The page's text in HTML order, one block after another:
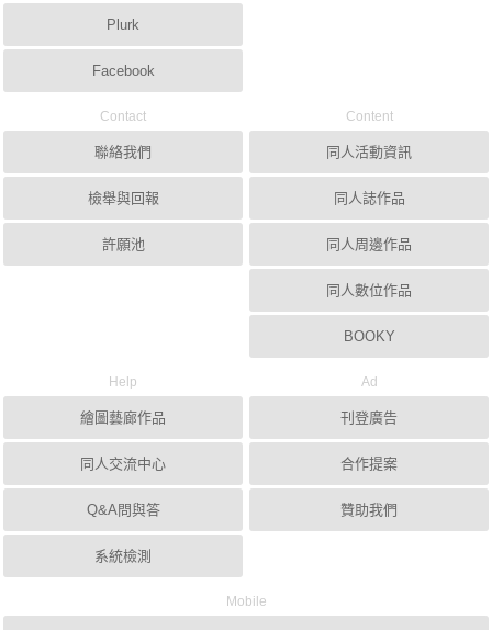
Plurk
Facebook
Contact
聯絡我們
檢舉與回報
許願池
Content
同人活動資訊
同人誌作品
同人周邊作品
同人數位作品
BOOKY
Help
繪圖藝廊作品
同人交流中心
Q&A問與答
系統檢測
Ad
刊登廣告
合作提案
贊助我們
Mobile